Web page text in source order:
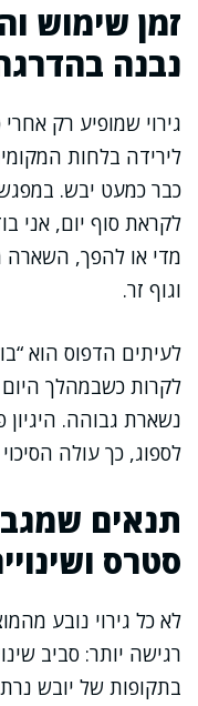
זמן שימוש
נבנה
גירוי שמופיע רק
לירידה בלחות
כבר כמעט יבש.
לקראת סוף יום, אני
מדי או להפך, השארה
וגוף זר.
לעיתים הדפוס הוא
לקרות כשבמהלך
נשארת גבוהה. היגיון
לספוג, כך עולה
תנאים
סטרס
לא כל גירוי נובע
רגישה יותר: סביב
בתקופות של יובש